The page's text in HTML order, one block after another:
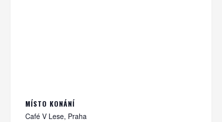
MÍSTO KONÁNÍ
Café V Lese, Praha